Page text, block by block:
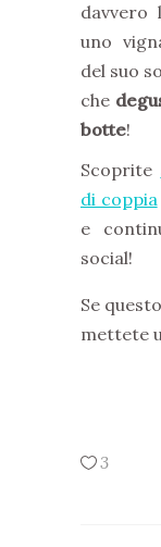
davvero
uno
del suo
che
botte!
Scoprite
di coppia
e
social!
Se
mettete
3